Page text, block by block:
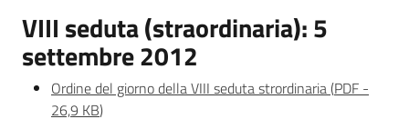
VIII seduta (straordinaria): 5
settembre 2012
Ordine del giorno della VIII seduta strordinaria(PDF -
26,9 KB)